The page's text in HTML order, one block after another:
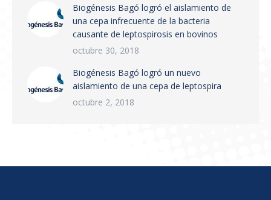
Biogénesis Bagó logró el aislamiento de
una cepa infrecuente de la bacteria
causante de leptospirosis en bovinos
octubre 30, 2018
Biogénesis Bagó logró un nuevo
aislamiento de una cepa de leptospira
octubre 2, 2018